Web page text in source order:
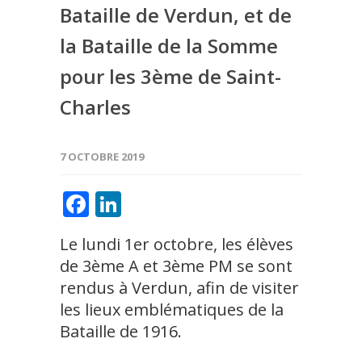
Bataille de Verdun, et de
la Bataille de la Somme
pour les 3ème de Saint-
Charles
7 OCTOBRE 2019
Facebook
Le lundi 1er octobre, les élèves
de 3ème A et 3ème PM se sont
rendus à Verdun, afin de visiter
les lieux emblématiques de la
Bataille de 1916.